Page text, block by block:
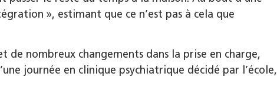
», estimant que ce n’est pas à cela que
nombreux changements dans la prise en charge,
journée en clinique psychiatrique décidé par l’école,